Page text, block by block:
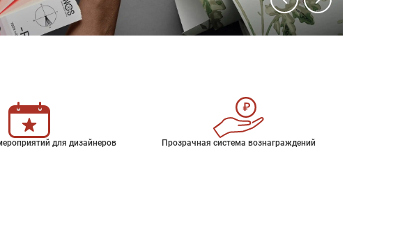
для дизайнеров Прозрачная система вознаграждений